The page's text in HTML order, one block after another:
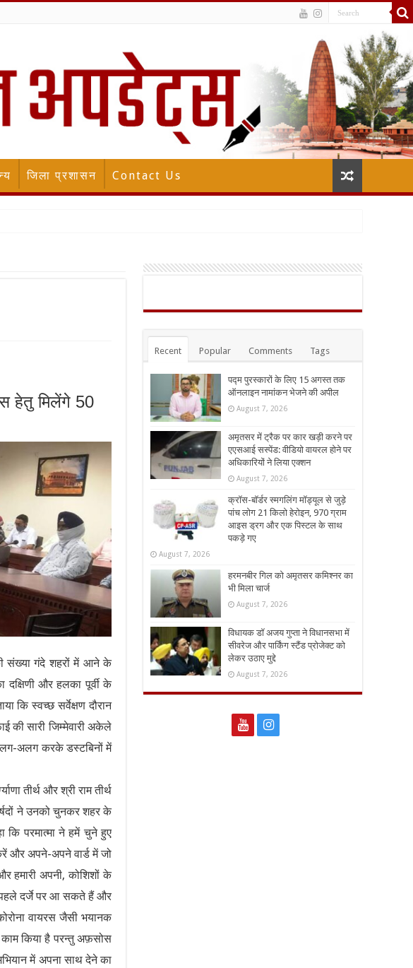
जिला प्रशासन Contact Us
हेतु मिलेंगे 50
संख्या गंदे शहरों में आने के
और हलका पूर्वी के
कि स्वच्छ सर्वेक्षण दौरान
सारी जिम्मेवारी अकेले
अलग करके डस्टबिनों में
तीर्थ और श्री राम तीर्थ
ने उनको चुनकर शहर के
कि परमात्मा ने हमें चुने हुए
और अपने-अपने वार्ड में जो
हमारी अपनी, कोशिशों के
पहले दर्जे पर आ सकते हैं और
वायरस जैसी भयानक
काम किया है परन्तु अफ़सोस
में अपना साथ देने का
Recent Popular Comments Tags
पद्म पुरस्कारों के लिए 15 अगस्त तक
ऑनलाइन नामांकन भेजने की अपील
August 7, 2026
अमृतसर में ट्रैक पर कार खड़ी करने पर
एएसआई सस्पेंड: वीडियो वायरल होने पर
अधिकारियों ने लिया एक्शन
August 7, 2026
क्रॉस-बॉर्डर स्मगलिंग मॉड्यूल से जुड़े
पांच लोग 21 किलो हेरोइन, 970 ग्राम
आइस ड्रग और एक पिस्टल के साथ
पकड़े गए
August 7, 2026
हरमनबीर गिल को अमृतसर कमिश्नर का
भी मिला चार्ज
August 7, 2026
विधायक डॉ अजय गुप्ता ने विधानसभा में
सीवरेज और पार्किंग स्टैंड प्रोजेक्ट को
लेकर उठाए मुद्दे
August 7, 2026